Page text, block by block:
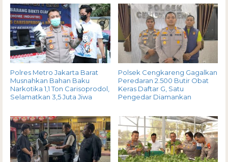
Polres Metro Jakarta Barat
Musnahkan Bahan Baku
Narkotika 1,1 Ton Carisoprodol,
Selamatkan 3,5 Juta Jiwa
Polsek Cengkareng Gagalkan
Peredaran 2.500 Butir Obat
Keras Daftar G, Satu
Pengedar Diamankan